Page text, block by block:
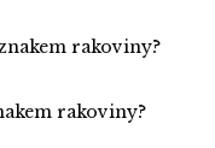
rakoviny?
rakoviny?